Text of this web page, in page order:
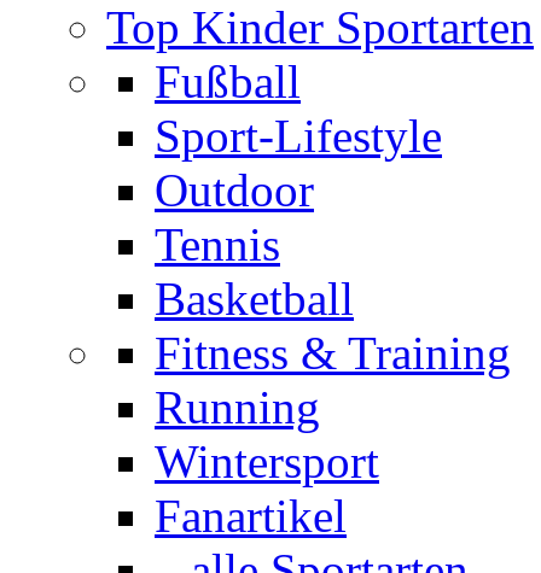
Top Kinder Sportarten
Fußball
Sport-Lifestyle
Outdoor
Tennis
Basketball
Fitness & Training
Running
Wintersport
Fanartikel